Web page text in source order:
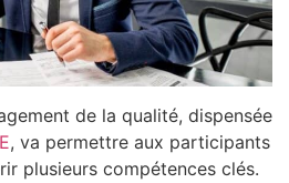
de la qualité, dispensée
, va permettre aux participants
plusieurs compétences clés.